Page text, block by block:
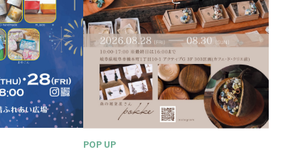
POP UP